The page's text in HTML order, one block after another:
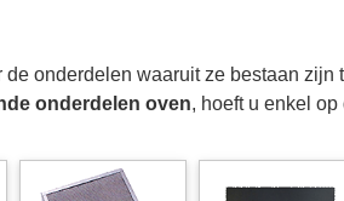
onderdelen waaruit ze bestaan zijn
onderdelen oven, hoeft u enkel